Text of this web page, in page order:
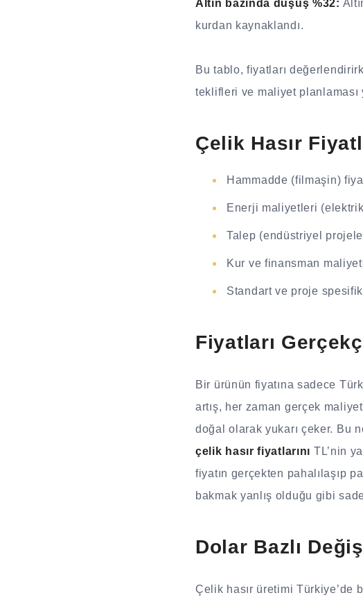
Altın bazında düşüş %32:
kurdan kaynaklandı.
Bu tablo, fiyatları
teklifleri ve maliyet planlaması
Çelik Hasır
Hammadde (filmaşin)
Enerji maliyetleri
Talep (endüstriyel
Kur ve finansman
Standart ve proje
Fiyatları
Bir ürünün fiyatına sadece
artış, her zaman gerçek
doğal olarak yukarı çeker. Bu
çelik hasır fiyatlarını TL’nin
fiyatın gerçekten pahalılaşıp
bakmak yanlış olduğu gibi
Dolar Bazlı
Çelik hasır üretimi Türkiye’de